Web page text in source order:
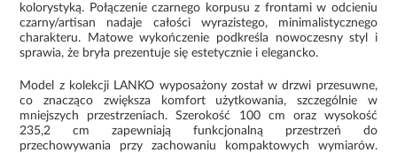
kolorystyką. Połączenie czarnego korpusu z frontami w odcieniu
czarny/artisan nadaje całości wyrazistego, minimalistycznego
charakteru. Matowe wykończenie podkreśla nowoczesny styl i
sprawia, że bryła prezentuje się estetycznie i elegancko.
Model z kolekcji LANKO wyposażony został w drzwi przesuwne,
co znacząco zwiększa komfort użytkowania, szczególnie w
mniejszych przestrzeniach. Szerokość 100 cm oraz wysokość
235,2 cm zapewniają funkcjonalną przestrzeń do
przechowywania przy zachowaniu kompaktowych wymiarów.